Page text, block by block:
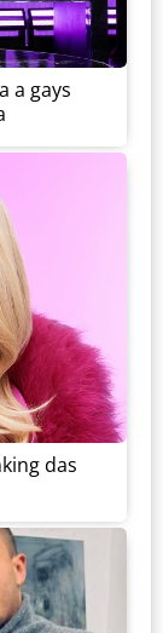
a gays
das